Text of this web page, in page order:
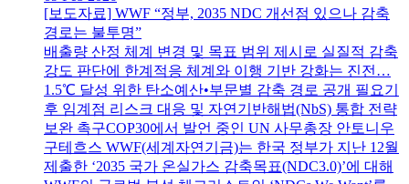
[보도자료] WWF “정부, 2035 NDC 개선점 있으나 감축
경로는 불투명”
배출량 산정 체계 변경 및 목표 범위 제시로 실질적 감축
강도 판단에 한계적응 체계와 이행 기반 강화는 진전…
1.5℃ 달성 위한 탄소예산•부문별 감축 경로 공개 필요기
후 임계점 리스크 대응 및 자연기반해법(NbS) 통합 전략
보완 촉구COP30에서 발언 중인 UN 사무총장 안토니우
구테흐스 WWF(세계자연기금)는 한국 정부가 지난 12월
제출한 ‘2035 국가 온실가스 감축목표(NDC3.0)’에 대해